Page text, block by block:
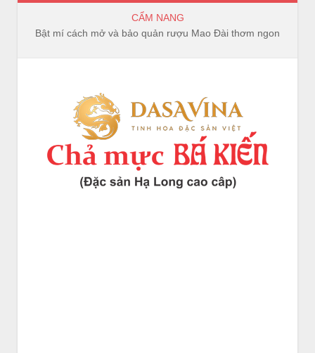
CẨM NANG
Bật mí cách mở và bảo quản rượu Mao Đài thơm ngon, trọn vị